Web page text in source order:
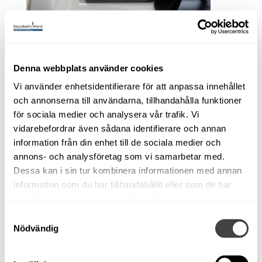
Denna webbplats använder cookies
Vi använder enhetsidentifierare för att anpassa innehållet
och annonserna till användarna, tillhandahålla funktioner
för sociala medier och analysera vår trafik. Vi
vidarebefordrar även sådana identifierare och annan
information från din enhet till de sociala medier och
annons- och analysföretag som vi samarbetar med.
Dessa kan i sin tur kombinera informationen med annan
information som du har tillhandahållit eller som de har
Nödvändig
Aquador 25 C -2006.
Volvo Penta D4.
Bogpropeller+
Ankarspel
Såld!
Stockholm
Begagnad